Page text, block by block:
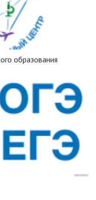
образования